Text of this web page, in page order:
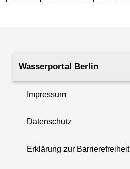
Wasserportal Berlin
Impressum
Datenschutz
Erklärung zur Barrierefreiheit